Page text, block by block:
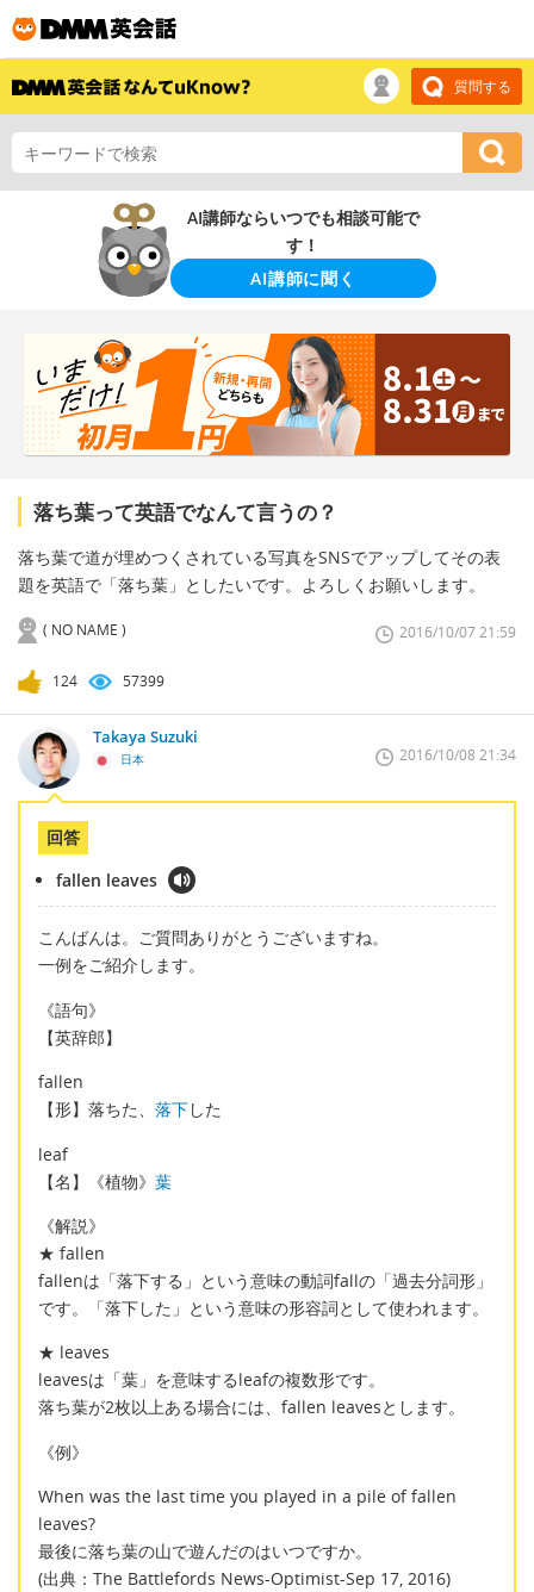
質問する
AI講師ならいつでも相談可能で
す！
AI講師に聞く
落ち葉って英語でなんて言うの？
落ち葉で道が埋めつくされている写真をSNSでアップしてその表
題を英語で「落ち葉」としたいです。よろしくお願いします。
( NO NAME ) 2016/10/07 21:59
124 57399
Takaya Suzuki
日本 2016/10/08 21:34
回答
fallen leaves
こんばんは。ご質問ありがとうございますね。
一例をご紹介します。
《語句》
【英辞郎】
fallen
【形】落ちた、 落下した
leaf
【名】《植物》 葉
《解説》
★ fallen
fallenは「落下する」という意味の動詞fallの「過去分詞形」
です。「落下した」という意味の形容詞として使われます。
★ leaves
leavesは「葉」を意味するleafの複数形です。
落ち葉が2枚以上ある場合には、fallen leavesとします。
《例》
When was the last time you played in a pile of fallen
leaves?
最後に落ち葉の山で遊んだのはいつですか。
(出典：The Battlefords News-Optimist-Sep 17, 2016)